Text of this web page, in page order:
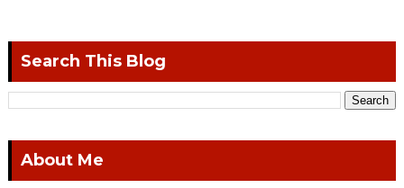
Search This Blog
About Me